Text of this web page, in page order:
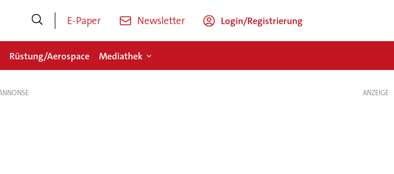
E-Paper Newsletter Login/Registrierung
Rüstung/Aerospace Mediathek
ANZEIGE